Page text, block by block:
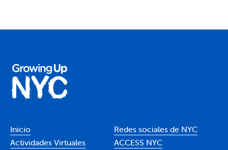
Inicio
Actividades Virtuales
Redes sociales de NYC
ACCESS NYC